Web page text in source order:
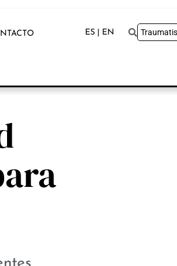
ES | EN